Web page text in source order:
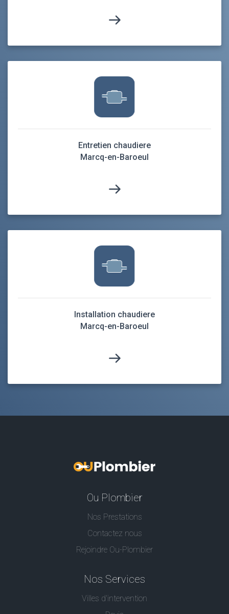
Entretien chaudiere
Marcq-en-Baroeul
Installation chaudiere
Marcq-en-Baroeul
Ou Plombier
Nos Prestations
Contactez nous
Rejoindre Ou-Plombier
Nos Services
Villes d'intervention